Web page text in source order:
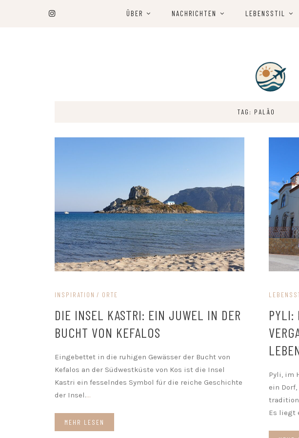
ÜBER NACHRICHTEN LEBENSSTIL
TAG: PALÄO
INSPIRATION ORTE
DIE INSEL KASTRI: EIN JUWEL IN DER
BUCHT VON KEFALOS
Eingebettet in die ruhigen Gewässer der Bucht von
Kefalos an der Südwestküste von Kos ist die Insel
Kastri ein fesselndes Symbol für die reiche Geschichte
der Insel....
MEHR LESEN
PYLI:
Pyli, im
ein
Es liegt